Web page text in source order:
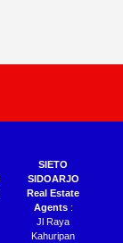
SIETO
SIDOARJO
Real Estate
Agents:
Jl Raya
Kahuripan